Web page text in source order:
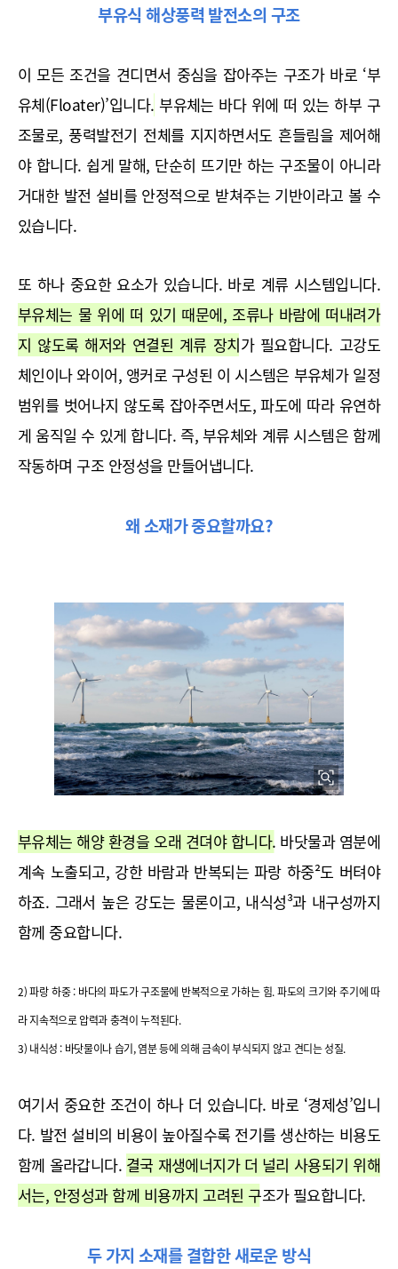
부유식 해상풍력 발전소의 구조
이 모든 조건을 견디면서 중심을 잡아주는 구조가 바로 ‘부
유체(Floater)’입니다. 부유체는 바다 위에 떠 있는 하부 구
조물로, 풍력발전기 전체를 지지하면서도 흔들림을 제어해
야 합니다. 쉽게 말해, 단순히 뜨기만 하는 구조물이 아니라
거대한 발전 설비를 안정적으로 받쳐주는 기반이라고 볼 수
있습니다.
부유체는 물 위에 떠 있기 때문에, 조류나 바람에 떠내려가
지 않도록 해저와 연결된 계류 장치가 필요합니다. 고강도
체인이나 와이어, 앵커로 구성된 이 시스템은 부유체가 일정
범위를 벗어나지 않도록 잡아주면서도, 파도에 따라 유연하
게 움직일 수 있게 합니다. 즉, 부유체와 계류 시스템은 함께
작동하며 구조 안정성을 만들어냅니다.
왜 소재가 중요할까요?
부유체는 해양 환경을 오래 견뎌야 합니다. 바닷물과 염분에
계속 노출되고, 강한 바람과 반복되는 파랑 하중²도 버텨야
하죠. 그래서 높은 강도는 물론이고, 내식성³과 내구성까지
함께 중요합니다.
2) 파랑 하중 : 바다의 파도가 구조물에 반복적으로 가하는 힘. 파도의 크기와 주기에 따
라 지속적으로 압력과 충격이 누적된다.
3) 내식성 : 바닷물이나 습기, 염분 등에 의해 금속이 부식되지 않고 견디는 성질.
여기서 중요한 조건이 하나 더 있습니다. 바로 ‘경제성’입니
다. 발전 설비의 비용이 높아질수록 전기를 생산하는 비용도
함께 올라갑니다. 결국 재생에너지가 더 널리 사용되기 위해
서는, 안정성과 함께 비용까지 고려된 구조가 필요합니다.
두 가지 소재를 결합한 새로운 방식